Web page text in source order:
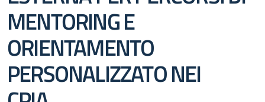
MENTORING E
ORIENTAMENTO
PERSONALIZZATO NEI